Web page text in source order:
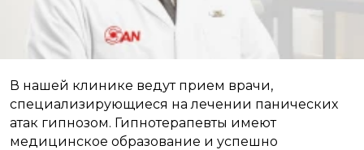
В нашей клинике ведут прием врачи,
специализирующиеся на лечении панических
атак гипнозом. Гипнотерапевты имеют
медицинское образование и успешно